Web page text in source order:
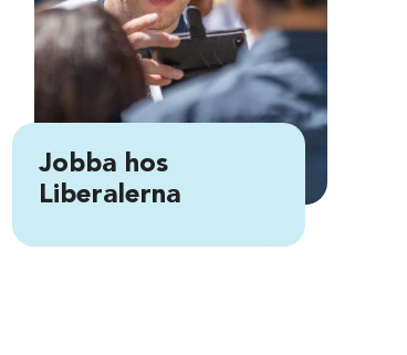
Jobba hos
Liberalerna